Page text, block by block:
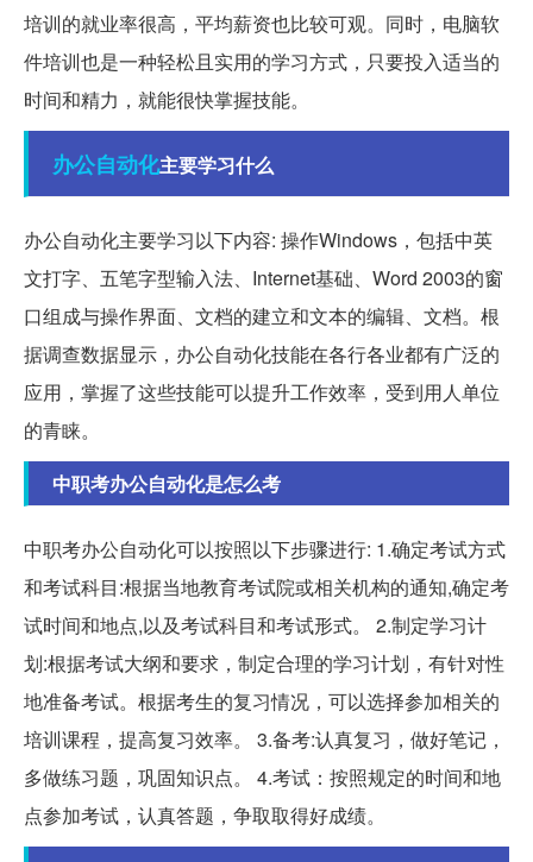
培训的就业率很高，平均薪资也比较可观。同时，电脑软
件培训也是一种轻松且实用的学习方式，只要投入适当的
时间和精力，就能很快掌握技能。
办公自动化主要学习什么
办公自动化主要学习以下内容: 操作Windows，包括中英
文打字、五笔字型输入法、Internet基础、Word 2003的窗
口组成与操作界面、文档的建立和文本的编辑、文档。根
据调查数据显示，办公自动化技能在各行各业都有广泛的
应用，掌握了这些技能可以提升工作效率，受到用人单位
的青睐。
中职考办公自动化是怎么考
中职考办公自动化可以按照以下步骤进行: 1.确定考试方式
和考试科目:根据当地教育考试院或相关机构的通知,确定考
试时间和地点,以及考试科目和考试形式。 2.制定学习计
划:根据考试大纲和要求，制定合理的学习计划，有针对性
地准备考试。根据考生的复习情况，可以选择参加相关的
培训课程，提高复习效率。 3.备考:认真复习，做好笔记，
多做练习题，巩固知识点。 4.考试：按照规定的时间和地
点参加考试，认真答题，争取取得好成绩。